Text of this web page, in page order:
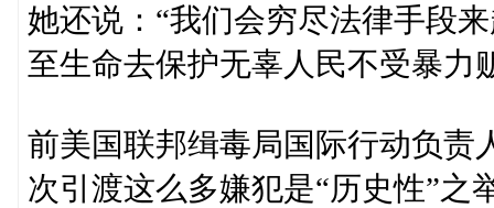
她还说：“我们会穷尽法律手段
至生命去保护无辜人民不受暴力
前美国联邦缉毒局国际行动负责
次引渡这么多嫌犯是“历史性”之